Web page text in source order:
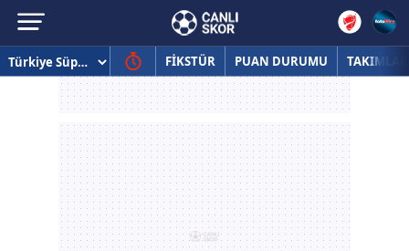
FİKSTÜR PUAN DURUMU TAKIMLAR